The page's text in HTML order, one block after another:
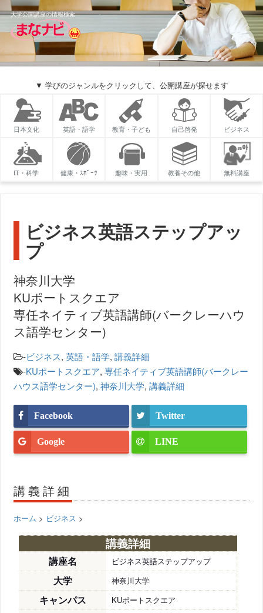
大学公開講座の情報検索
▼ 学びのジャンルをクリックして、公開講座が探せます
日本文化 英語・語学 教育・子ども 自己啓発 ビジネス
IT・科学 健康・ｽﾎﾟｰﾂ 趣味・実用 教養その他 無料講座
ビジネス英語ステップアッ
プ
神奈川大学
KUポートスクエア
専任ネイティブ英語講師(バークレーハウ
ス語学センター)
-ビジネス,英語・語学,講義詳細
-KUポートスクエア,専任ネイティブ英語講師(バークレー
ハウス語学センター),神奈川大学,講義詳細
Facebook Twitter
Google LINE
講義詳細
ホーム > ビジネス >
講義詳細
講座名 ビジネス英語ステップアップ
大学 神奈川大学
キャンパス KUポートスクエア